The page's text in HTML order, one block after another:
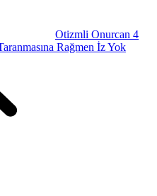
Otizmli Onurcan 4
Rağmen İz Yok